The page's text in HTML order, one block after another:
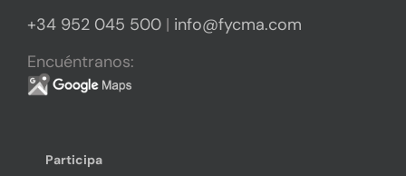
+34 952 045 500 | info@fycma.com
Encuéntranos:
Participa